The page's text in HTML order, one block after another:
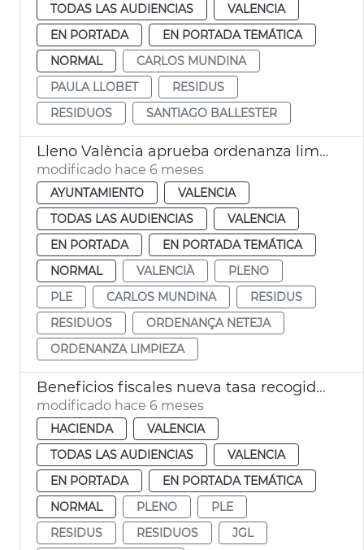
TODAS LAS AUDIENCIAS
VALENCIA
EN PORTADA
EN PORTADA TEMÁTICA
NORMAL
CARLOS MUNDINA
PAULA LLOBET
RESIDUS
RESIDUOS
SANTIAGO BALLESTER
Lleno València aprueba ordenanza limpia recogida residuos
modificado hace 6 meses
AYUNTAMIENTO
VALENCIA
TODAS LAS AUDIENCIAS
VALENCIA
EN PORTADA
EN PORTADA TEMÁTICA
NORMAL
VALENCIÀ
PLENO
PLE
CARLOS MUNDINA
RESIDUS
RESIDUOS
ORDENANÇA NETEJA
ORDENANZA LIMPIEZA
Beneficios fiscales nueva tasa recogida de residuos Ayuntamiento València
modificado hace 6 meses
HACIENDA
VALENCIA
TODAS LAS AUDIENCIAS
VALENCIA
EN PORTADA
EN PORTADA TEMÁTICA
NORMAL
PLENO
PLE
RESIDUS
RESIDUOS
JGL